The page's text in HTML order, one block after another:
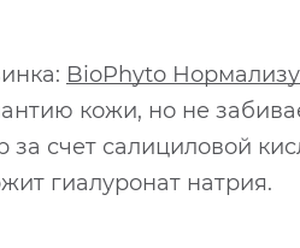
BioPhyto
кожи, но не
счет салициловой
гиалуронат натрия.